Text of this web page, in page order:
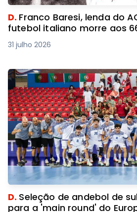
D. Franco Baresi, lenda do
futebol italiano morre aos
31 julho 2026
D. Seleção de andebol de
para a 'main round' do